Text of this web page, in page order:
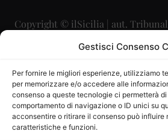
Gestisci Consenso
Per fornire le migliori esperienze, utilizziamo
per memorizzare e/o accedere alle
consenso a queste tecnologie ci permetterà
comportamento di navigazione o ID unici su
acconsentire o ritirare il consenso può influire
caratteristiche e funzioni.
Copyright © ilSicilia | aut.
29/09/2015
Direttore Editoriale:
Direttore Responsabile: